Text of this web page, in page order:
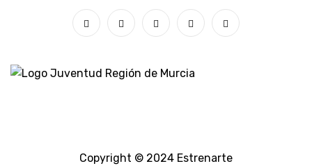
Copyright © 2024 Estrenarte